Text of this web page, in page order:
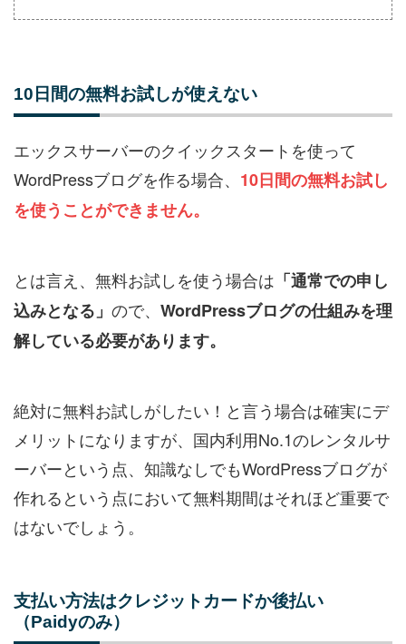
10日間の無料お試しが使えない
エックスサーバーのクイックスタートを使って
WordPressブログを作る場合、 10日間の無料お試し
を使うことができません。
とは言え、無料お試しを使う場合は 「通常での申し
込みとなる」 ので、 WordPressブログの仕組みを理
解している必要があります。
絶対に無料お試しがしたい！と言う場合は確実にデ
メリットになりますが、国内利用No.1のレンタルサ
ーバーという点、知識なしでもWordPressブログが
作れるという点において無料期間はそれほど重要で
はないでしょう。
支払い方法はクレジットカードか後払い
（Paidyのみ）